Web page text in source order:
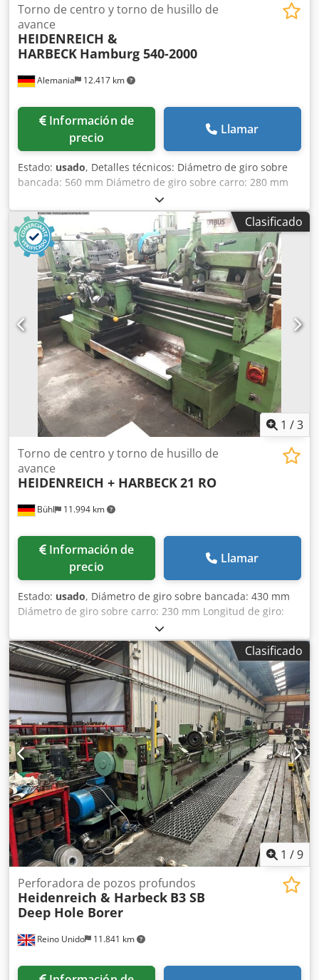
Alemania 12.417 km
Torno de centro y torno de husillo de
avance
HEIDENREICH &
HARBECK Hamburg 540-2000
Información de
precio
Llamar
Estado: usado, Detalles técnicos: Diámetro de giro sobre
bancada: 560 mm Diámetro de giro sobre carro: 280 mm
Longitud de giro: 2000 mm Altura de puntos: 280 mm
Distancia entre puntos: 1600 mm Diámetro del husillo
principal: 65 mm Rango de velocidades: 9...1800 / 24 pasos
rpm Avances longitudinales: 0,025-0,09 mm/vuelta Avance
transversal: 0,012-0,045 mm/vuelta Desplazamiento del
husillo del contrapunto: 225 mm Crsdpfewa I Shsx Ap Aef
Morse del contrapunto: MK5 Potencia total requerida: 18
kW Peso aproximado de la máquina: 3,8 t Dimensiones
aproximadas de la máquina LxAxH: 3,7 x 1,6 x 2,05 m Plato
de tres garras D=320mm Carro superior giratorio 45
grados a derecha e izquierda
Clasificado
1 /3
Bühl 11.994 km
Torno de centro y torno de husillo de
avance
HEIDENREICH + HARBECK21 RO
Información de
precio
Llamar
Estado: usado, Diámetro de giro sobre bancada: 430 mm
Diámetro de giro sobre carro: 230 mm Longitud de giro:
1000 mm Crjdpfx Ajxwp Enop Aof Altura de puntas: 215
mm Distancia entre puntas: 1000 mm Agujero del husillo:
56 mm Velocidades del husillo: 19 - 2000 rpm Potencia
total requerida: 7,5 kW Peso de la máquina aprox.: 1,9 t
Dimensiones de la máquina (L x A x H): 2,78 x 1,25 x 1,40 m
Accesorios: Plato de 3 garras Ø250 mm, portaherramientas
de 4 posiciones, luneta fija
Clasificado
1 /9
Reino Unido 11.841 km
Perforadora de pozos profundos
Heidenreich & Harbeck B3 SB
Deep Hole Borer